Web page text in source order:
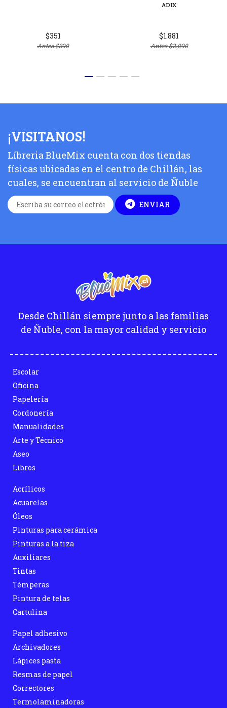
$351
Antes$390
ADIX
$1.881
Antes$2.090
¡VISITANOS!
Líbreria BlueMix cuenta con dos tiendas
físicas ubicadas en el centro de Chillán, las
cuales, se encuentran al servicio de Ñuble
ENVIAR
Desde Chillán siempre junto a las familias
de Ñuble, con la mayor calidad y servicio
Escolar
Oficina
Papelería
Cordonería
Manualidades
Arte y Técnico
Aseo
Libros
Acrílicos
Acuarelas
Óleos
Pinturas para cerámica
Pinturas a la tiza
Auxiliares
Tintas
Témperas
Pintura de telas
Cartulina
Papel adhesivo
Archivadores
Lápices pasta
Resmas de papel
Correctores
Termolaminadoras